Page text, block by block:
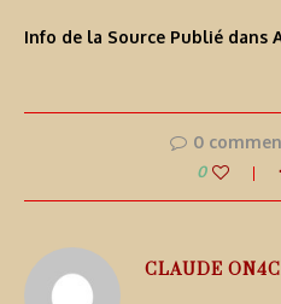
Info de la Source Publié dans
0
0
CLAUDE